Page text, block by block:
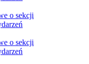
o sekcji
o sekcji